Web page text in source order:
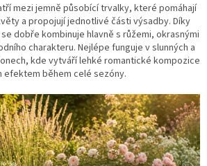
mezi jemně působící trvalky, které pomáhají
a propojují jednotlivé části výsadby. Díky
dobře kombinuje hlavně s růžemi, okrasnými
charakteru. Nejlépe funguje v slunných a
kde vytváří lehké romantické kompozice
efektem během celé sezóny.